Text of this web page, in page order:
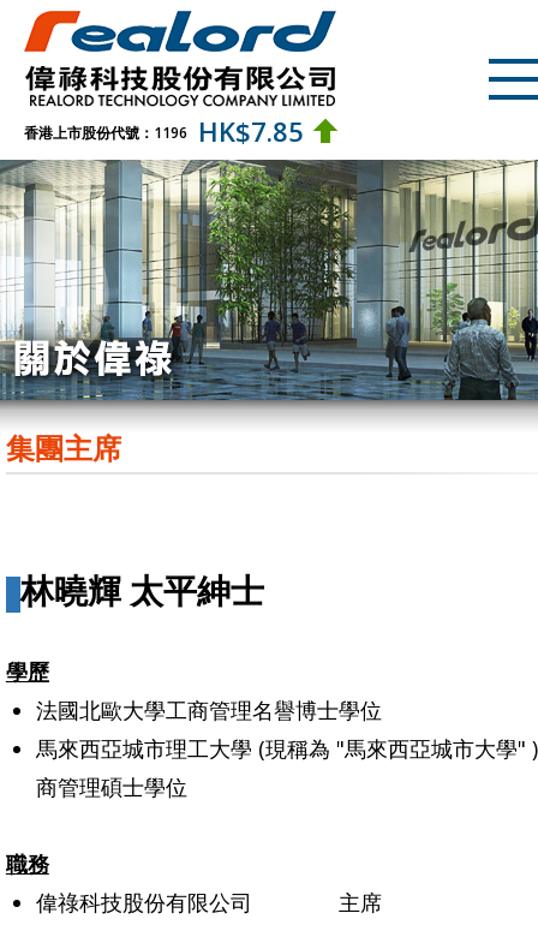
香港上市股份代號：1196 HK$7.85
集團主席
林曉輝 太平紳士
學歷
法國北歐大學工商管理名譽博士學位
馬來西亞城市理工大學 (現稱為 "馬來西亞城市大學"
商管理碩士學位
職務
偉祿科技股份有限公司 主席